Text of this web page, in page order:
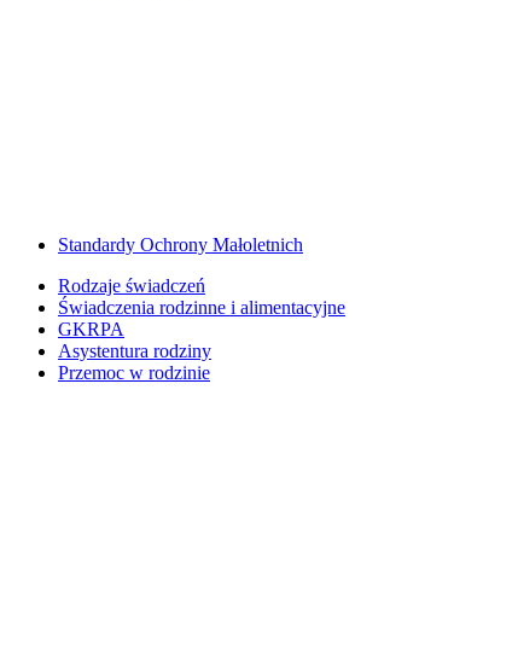
Standardy Ochrony Małoletnich
Rodzaje świadczeń
Świadczenia rodzinne i alimentacyjne
GKRPA
Asystentura rodziny
Przemoc w rodzinie